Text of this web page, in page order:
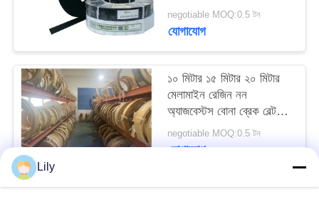
negotiable MOQ:0.5 টন
যোগাযোগ
১০ মিটার ১৫ মিটার ২০ মিটার
মেলামাইন রেজিন নন
অ্যাজবেস্টস বোনা ব্রেক বেল্ট
জাহাজের নোঙ্গর জন্য
negotiable MOQ:0.5 টন
যোগাযোগ
Lily